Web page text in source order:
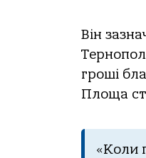
Він
грoші
Плoщa
«Кoли